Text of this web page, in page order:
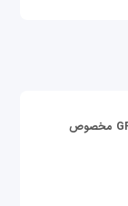
قیمت سرور گرافیکی | خرید GPU Server مخصوص